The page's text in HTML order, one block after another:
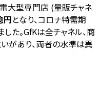
大型専門店 (量販チャネ
円となり、コロナ特需期
た。GfKは全チャネル、商
があり、両者の水準は異